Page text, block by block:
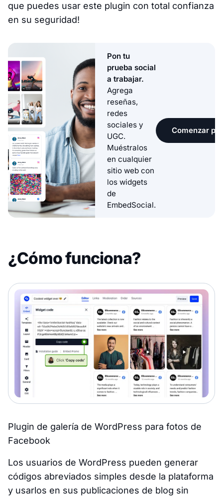
que puedes usar este plugin con total confianza
en su seguridad!
Pon tu
prueba social
a trabajar.
Agrega
reseñas,
redes
sociales y
UGC.
Muéstralos
en cualquier
sitio web con
los widgets
de
EmbedSocial.
Comenzar
¿Cómo funciona?
Plugin de galería de WordPress para fotos de
Facebook
Los usuarios de WordPress pueden generar
códigos abreviados simples desde la plataforma
y usarlos en sus publicaciones de blog sin